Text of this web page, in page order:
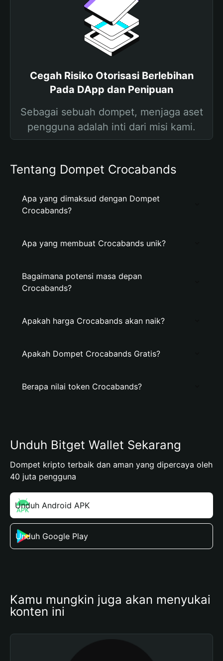
Cegah Risiko Otorisasi Berlebihan
Pada DApp dan Penipuan
Sebagai sebuah dompet, menjaga aset
pengguna adalah inti dari misi kami.
Tentang Dompet Crocabands
Apa yang dimaksud dengan Dompet
Crocabands?
Apa yang membuat Crocabands unik?
Bagaimana potensi masa depan
Crocabands?
Apakah harga Crocabands akan naik?
Apakah Dompet Crocabands Gratis?
Berapa nilai token Crocabands?
Unduh Bitget Wallet Sekarang
Dompet kripto terbaik dan aman yang dipercaya oleh
40 juta pengguna
Unduh Android APK
Unduh Google Play
Kamu mungkin juga akan menyukai
konten ini